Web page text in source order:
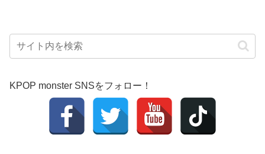
KPOP monster SNSをフォロー！